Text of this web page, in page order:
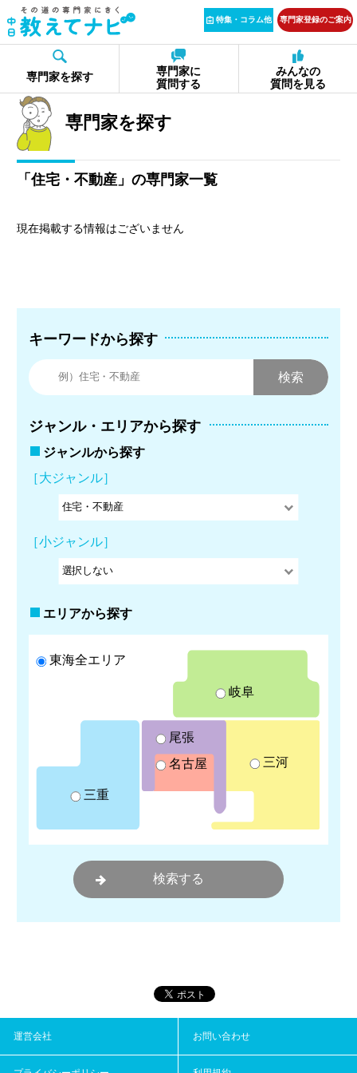
特集・コラム他 専門家登録のご案内
専門家を探す
専門家に
質問する
みんなの
質問を見る
専門家を探す
「住宅・不動産」の専門家一覧
現在掲載する情報はございません
キーワードから探す
ジャンル・エリアから探す
ジャンルから探す
［大ジャンル］
［小ジャンル］
エリアから探す
東海全エリア
岐阜
三重
尾張
名古屋
三河
運営会社 お問い合わせ